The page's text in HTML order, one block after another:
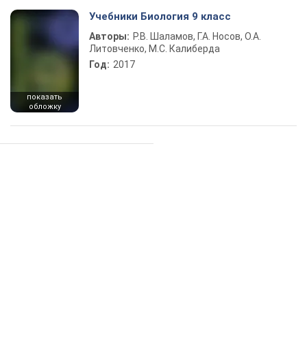
показать
обложку
Учебники Биология 9 класс
Авторы: Р.В. Шаламов, Г.А. Носов, О.А.
Литовченко, М.С. Калиберда
Год: 2017